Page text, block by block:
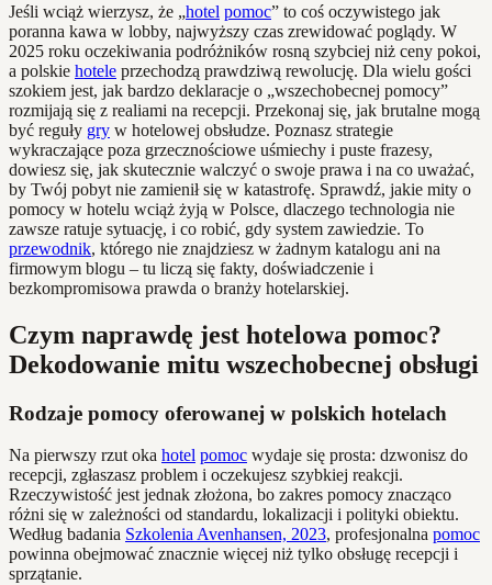
Jeśli wciąż wierzysz, że „hotel pomoc” to coś oczywistego jak
poranna kawa w lobby, najwyższy czas zrewidować poglądy. W
2025 roku oczekiwania podróżników rosną szybciej niż ceny pokoi,
a polskie hotele przechodzą prawdziwą rewolucję. Dla wielu gości
szokiem jest, jak bardzo deklaracje o „wszechobecnej pomocy”
rozmijają się z realiami na recepcji. Przekonaj się, jak brutalne mogą
być reguły gry w hotelowej obsłudze. Poznasz strategie
wykraczające poza grzecznościowe uśmiechy i puste frazesy,
dowiesz się, jak skutecznie walczyć o swoje prawa i na co uważać,
by Twój pobyt nie zamienił się w katastrofę. Sprawdź, jakie mity o
pomocy w hotelu wciąż żyją w Polsce, dlaczego technologia nie
zawsze ratuje sytuację, i co robić, gdy system zawiedzie. To
przewodnik, którego nie znajdziesz w żadnym katalogu ani na
firmowym blogu – tu liczą się fakty, doświadczenie i
bezkompromisowa prawda o branży hotelarskiej.
Czym naprawdę jest hotelowa pomoc?
Dekodowanie mitu wszechobecnej obsługi
Rodzaje pomocy oferowanej w polskich hotelach
Na pierwszy rzut oka hotel pomoc wydaje się prosta: dzwonisz do
recepcji, zgłaszasz problem i oczekujesz szybkiej reakcji.
Rzeczywistość jest jednak złożona, bo zakres pomocy znacząco
różni się w zależności od standardu, lokalizacji i polityki obiektu.
Według badania Szkolenia Avenhansen, 2023, profesjonalna pomoc
powinna obejmować znacznie więcej niż tylko obsługę recepcji i
sprzątanie.